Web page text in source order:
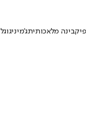
בינה מלאכותיתג'מיניגוגל